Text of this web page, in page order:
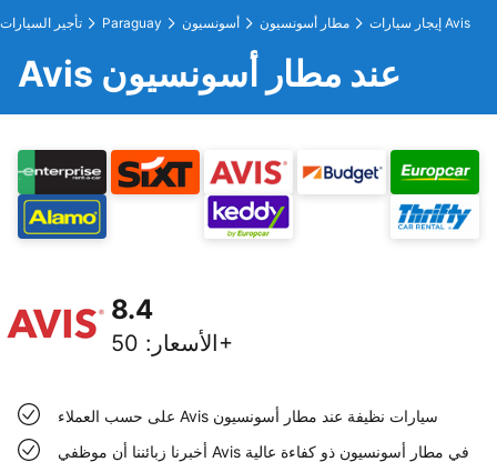
تأجير السيارات Paraguay أسونسيون مطار أسونسيون إيجار سيارات Avis
Avis عند مطار أسونسيون
8.4
الأسعار : 50+
على حسب العملاء Avis سيارات نظيفة عند مطار أسونسيون
أخبرنا زبائننا أن موظفي Avis في مطار أسونسيون ذو كفاءة عالية